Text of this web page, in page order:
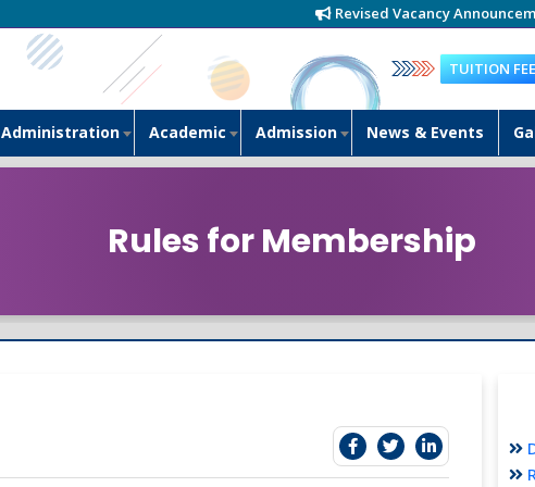
Revised Vacancy
TUITION FEE
Administration Academic Admission News & Events
Rules for Membership